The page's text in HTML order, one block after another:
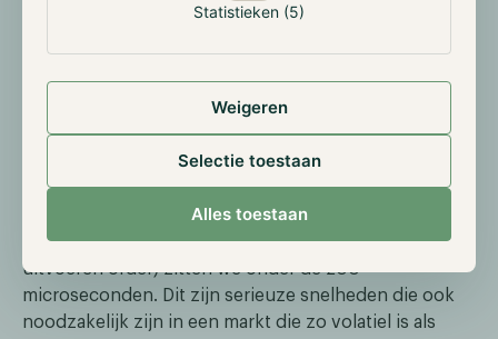
Statistieken (5)
Weigeren
Selectie toestaan
Alles toestaan
De rol van infrastructuur
wat we achter de schermen hebben opgebouwd. In
de afgelopen maanden hebben we sterk ingezet op
de ontwikkeling van onze executie-engine en de
verdere optimalisatie van onze infrastructuur.
Onze interne latency ligt inmiddels onder de 15
microseconden. Tick-to-trade (van ontvangen data tot
uitvoeren order) zitten we onder de 200
microseconden. Dit zijn serieuze snelheden die ook
noodzakelijk zijn in een markt die zo volatiel is als